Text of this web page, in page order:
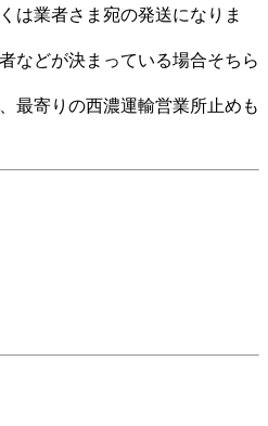
は業者さま宛の発送になりま
どが決まっている場合そちら
寄りの西濃運輸営業所止めも